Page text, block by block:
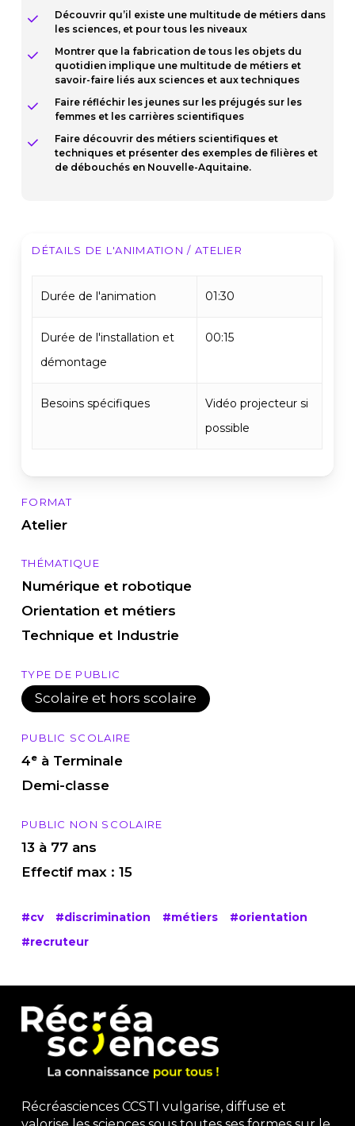
Découvrir qu’il existe une multitude de métiers dans
les sciences, et pour tous les niveaux
Montrer que la fabrication de tous les objets du
quotidien implique une multitude de métiers et
savoir-faire liés aux sciences et aux techniques
Faire réfléchir les jeunes sur les préjugés sur les
femmes et les carrières scientifiques
Faire découvrir des métiers scientifiques et
techniques et présenter des exemples de filières et
de débouchés en Nouvelle-Aquitaine.
DÉTAILS DE L'ANIMATION / ATELIER
Durée de l'animation 01:30
Durée de l'installation et
démontage
00:15
Besoins spécifiques
Vidéo projecteur si
possible
FORMAT
Atelier
THÉMATIQUE
Numérique et robotique
Orientation et métiers
Technique et Industrie
TYPE DE PUBLIC
Scolaire et hors scolaire
PUBLIC SCOLAIRE
4ᵉ à Terminale
Demi-classe
PUBLIC NON SCOLAIRE
13 à 77 ans
Effectif max : 15
#cv #discrimination #métiers
#orientation
#recruteur
Récréasciences CCSTI vulgarise, diffuse et